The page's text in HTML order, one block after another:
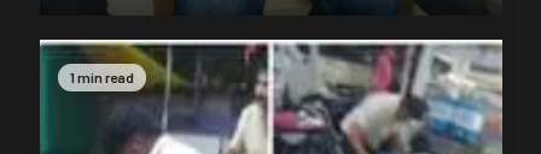
1 min read